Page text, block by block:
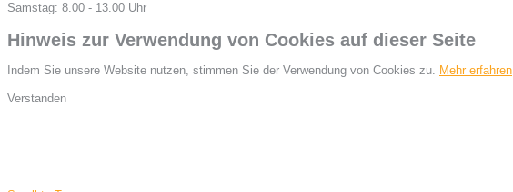
Samstag: 8.00 - 13.00 Uhr
Hinweis zur Verwendung von Cookies auf dieser Seite
Indem Sie unsere Website nutzen, stimmen Sie der Verwendung von Cookies zu. Mehr erfahren
Verstanden